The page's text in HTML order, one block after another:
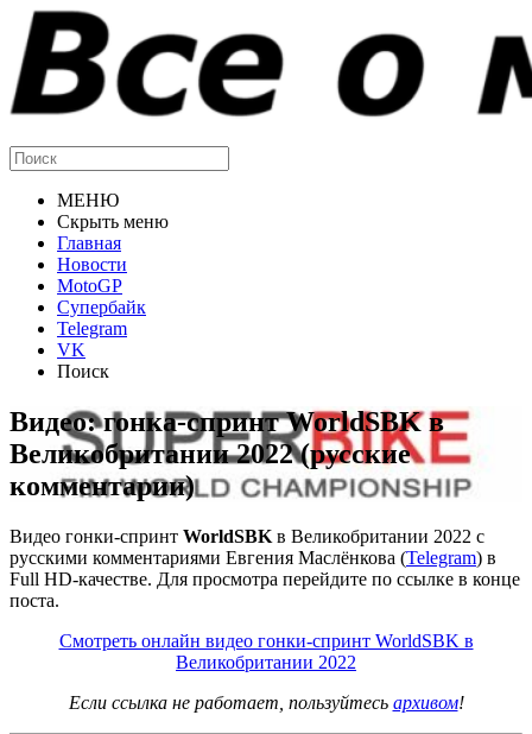
МЕНЮ
Скрыть меню
Главная
Новости
MotoGP
Супербайк
Telegram
VK
Поиск
Видео: гонка-спринт WorldSBK в
Великобритании 2022 (русские
комментарии)
Видео гонки-спринт WorldSBK в Великобритании 2022 с
русскими комментариями Евгения Маслёнкова (Telegram) в
Full HD-качестве. Для просмотра перейдите по ссылке в конце
поста.
Смотреть онлайн видео гонки-спринт WorldSBK в
Великобритании 2022
Если ссылка не работает, пользуйтесь архивом!